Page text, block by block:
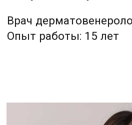
Михельсон Елена Александровна
Врач акушер-гинеколог,
дерматовенеролог, косметолог